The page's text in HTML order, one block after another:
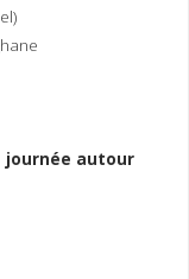
journée autour